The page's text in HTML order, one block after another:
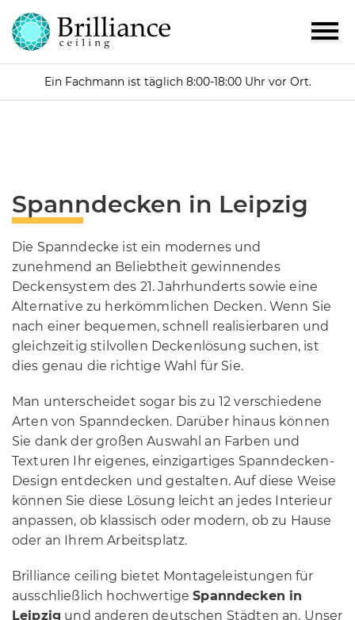
Ein Fachmann ist täglich 8:00-18:00 Uhr vor Ort.
Spanndecken in Leipzig
Die Spanndecke ist ein modernes und
zunehmend an Beliebtheit gewinnendes
Deckensystem des 21. Jahrhunderts sowie eine
Alternative zu herkömmlichen Decken. Wenn Sie
nach einer bequemen, schnell realisierbaren und
gleichzeitig stilvollen Deckenlösung suchen, ist
dies genau die richtige Wahl für Sie.
Man unterscheidet sogar bis zu 12 verschiedene
Arten von Spanndecken. Darüber hinaus können
Sie dank der großen Auswahl an Farben und
Texturen Ihr eigenes, einzigartiges Spanndecken-
Design entdecken und gestalten. Auf diese Weise
können Sie diese Lösung leicht an jedes Interieur
anpassen, ob klassisch oder modern, ob zu Hause
oder an Ihrem Arbeitsplatz.
Brilliance ceiling bietet Montageleistungen für
ausschließlich hochwertigeSpanndecken in
Leipzig und anderen deutschen Städten an. Unser